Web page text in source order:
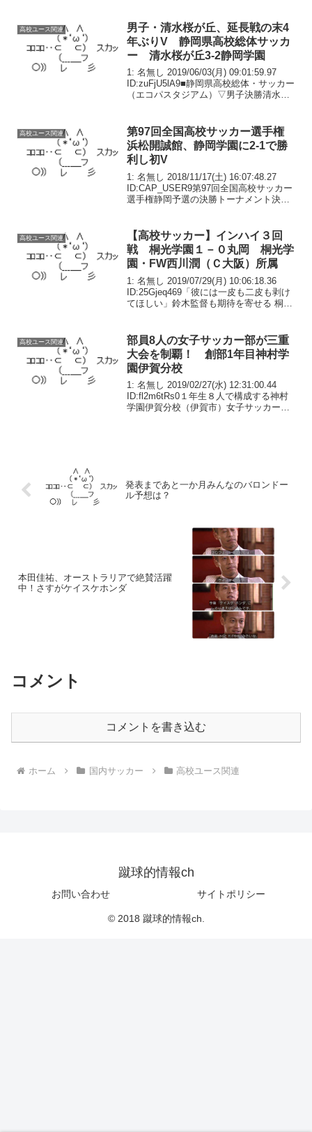
ンターレ...
高校ユース関連
男子・清水桜が丘、延長戦の末4
年ぶりV 静岡県高校総体サッカ
ー 清水桜が丘3-2静岡学園
1: 名無し 2019/06/03(月) 09:01:59.97
ID:zuFjU5lA9■静岡県高校総体・サッカー
（エコパスタジアム）▽男子決勝清水桜
（野牧）古...
高校ユース関連
第97回全国高校サッカー選手権
浜松開誠館、静岡学園に2-1で勝
利し初V
1: 名無し 2018/11/17(土) 16:07:48.27
ID:CAP_USER9第97回全国高校サッカー
選手権静岡予選の決勝トーナメント決勝
う清水桜が丘と...
高校ユース関連
【高校サッカー】インハイ３回
戦 桐光学園１－０丸岡 桐光学
園・FW西川潤（Ｃ大阪）所属
1: 名無し 2019/07/29(月) 10:06:18.36
ID:25Gjeq469「彼には一皮も二皮も剥け
てほしい」鈴木監督も期待を寄せる 桐光
もっと増や...
高校ユース関連
部員8人の女子サッカー部が三重
大会を制覇！ 創部1年目神村学
園伊賀分校
1: 名無し 2019/02/27(水) 12:31:00.44
ID:fl2m6tRs0１年生８人で構成する神村
学園伊賀分校（伊賀市）女子サッカー部
発表まであと一か月みんなのバロンドー
ル予想は？
本田佳祐、オーストラリアで絶賛活躍
中！さすがケイスケホンダ
コメント
コメントを書き込む
ホーム 国内サッカー 高校ユース関連
蹴球的情報ch
お問い合わせ サイトポリシー
© 2018 蹴球的情報ch.